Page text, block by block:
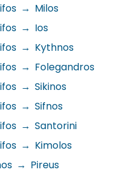
→ Milos
→ Ios
→ Kythnos
→ Folegandros
→ Sikinos
→ Sifnos
→ Santorini
→ Kimolos
→ Pireus